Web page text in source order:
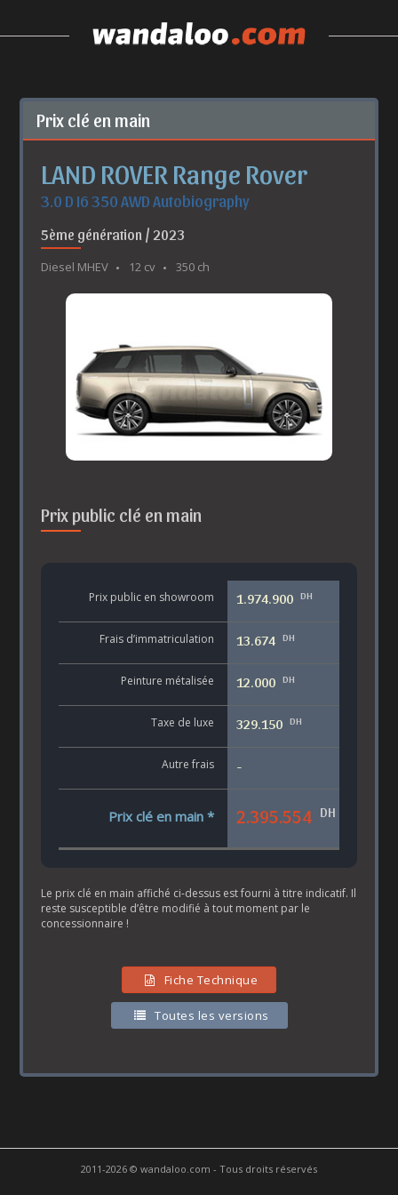
Prix clé en main
LAND ROVER Range Rover
3.0 D I6 350 AWD Autobiography
5ème génération / 2023
Diesel MHEV 12 cv 350 ch
Prix public clé en main
Prix public en showroom 1.974.900 DH
Frais d’immatriculation 13.674 DH
Peinture métalisée 12.000 DH
Taxe de luxe 329.150 DH
Autre frais -
Prix clé en main * 2.395.554 DH
Le prix clé en main affiché ci-dessus est fourni à titre indicatif. Il
reste susceptible d’être modifié à tout moment par le
concessionnaire !
Fiche Technique
Toutes les versions
2011-2026 © wandaloo.com - Tous droits réservés